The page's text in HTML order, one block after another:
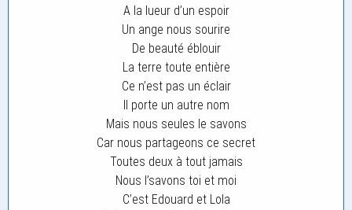
A la lueur d’un espoir
Un ange nous sourire
De beauté éblouir
La terre toute entière
Ce n’est pas un éclair
Il porte un autre nom
Mais nous seules le savons
Car nous partageons ce secret
Toutes deux à tout jamais
Nous l’savons toi et moi
C’est Edouard et Lola